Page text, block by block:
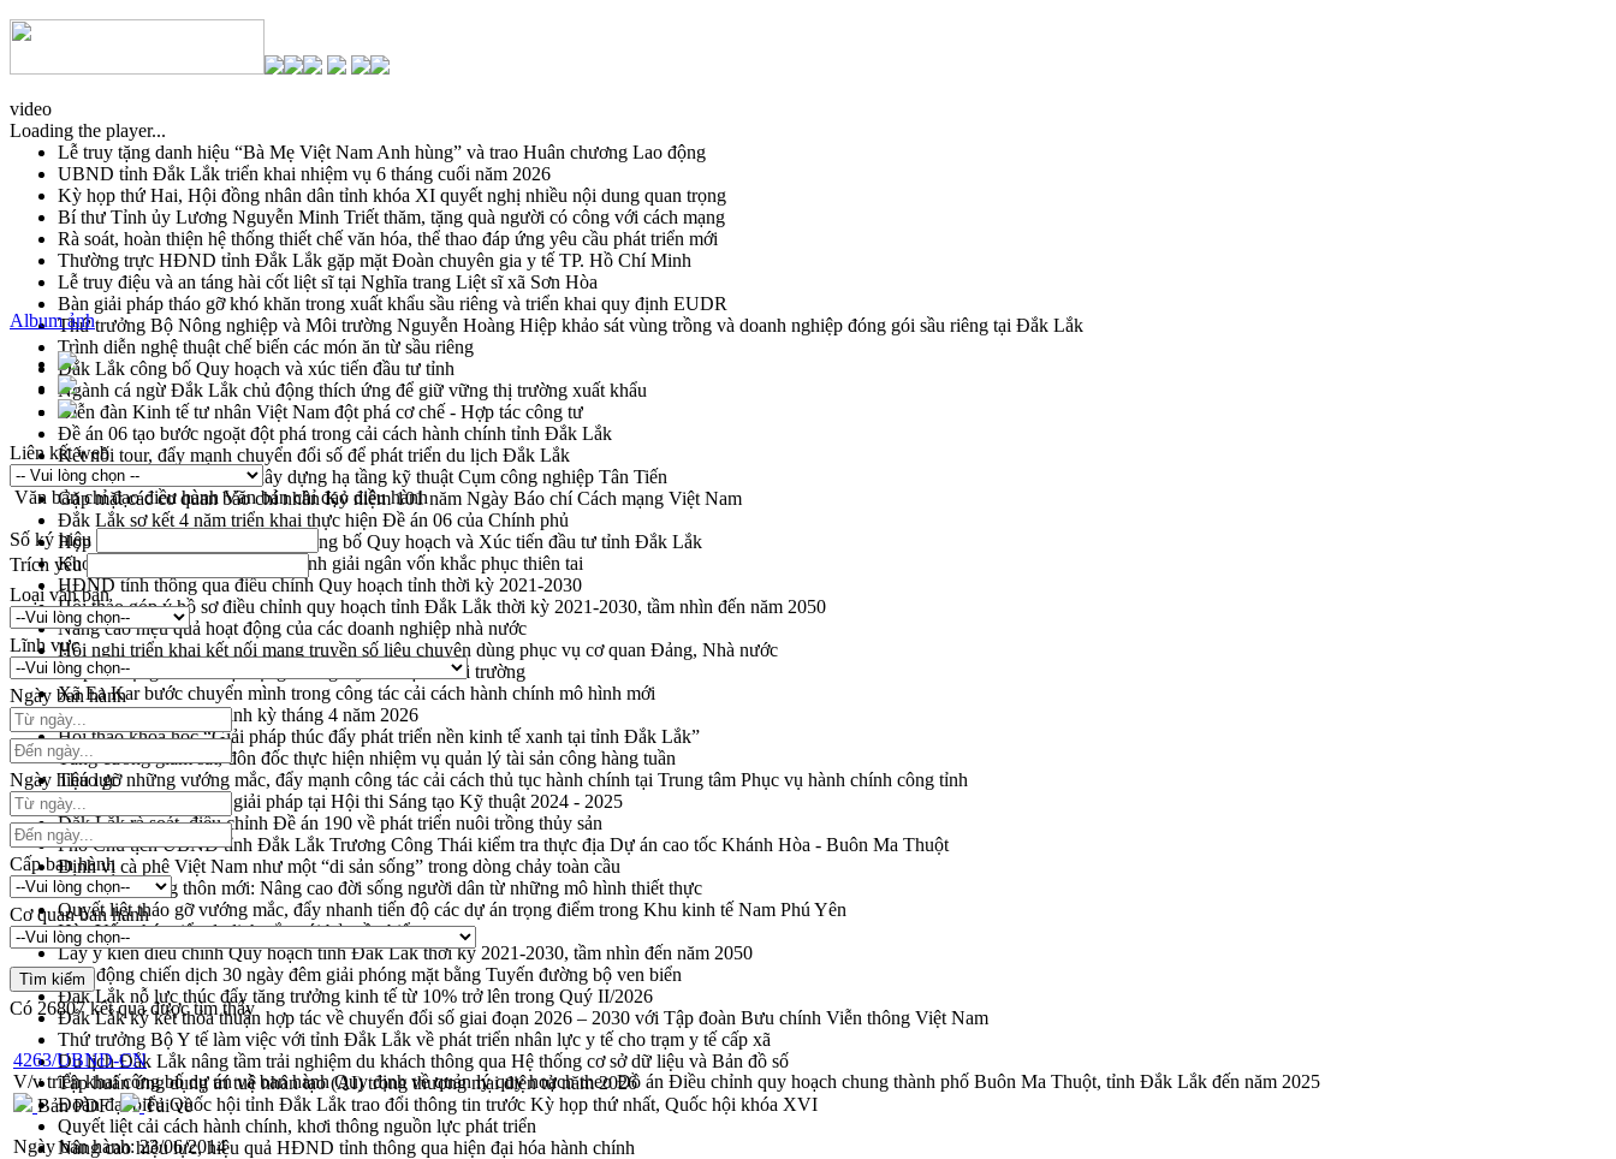
video
Loading the player...
Lễ truy tặng danh hiệu “Bà Mẹ Việt Nam Anh hùng” và trao Huân chương Lao động
UBND tỉnh Đắk Lắk triển khai nhiệm vụ 6 tháng cuối năm 2026
Kỳ họp thứ Hai, Hội đồng nhân dân tỉnh khóa XI quyết nghị nhiều nội dung quan trọng
Bí thư Tỉnh ủy Lương Nguyễn Minh Triết thăm, tặng quà người có công với cách mạng
Rà soát, hoàn thiện hệ thống thiết chế văn hóa, thể thao đáp ứng yêu cầu phát triển mới
Thường trực HĐND tỉnh Đắk Lắk gặp mặt Đoàn chuyên gia y tế TP. Hồ Chí Minh
Lễ truy điệu và an táng hài cốt liệt sĩ tại Nghĩa trang Liệt sĩ xã Sơn Hòa
Bàn giải pháp tháo gỡ khó khăn trong xuất khẩu sầu riêng và triển khai quy định EUDR
Thứ trưởng Bộ Nông nghiệp và Môi trường Nguyễn Hoàng Hiệp khảo sát vùng trồng và doanh nghiệp đóng gói sầu riêng tại Đắk Lắk
Trình diễn nghệ thuật chế biến các món ăn từ sầu riêng
Đắk Lắk công bố Quy hoạch và xúc tiến đầu tư tỉnh
Ngành cá ngừ Đắk Lắk chủ động thích ứng để giữ vững thị trường xuất khẩu
Diễn đàn Kinh tế tư nhân Việt Nam đột phá cơ chế - Hợp tác công tư
Đề án 06 tạo bước ngoặt đột phá trong cải cách hành chính tỉnh Đắk Lắk
Kết nối tour, đẩy mạnh chuyển đổi số để phát triển du lịch Đắk Lắk
Khởi động Dự án Đầu tư xây dựng hạ tầng kỹ thuật Cụm công nghiệp Tân Tiến
Gặp mặt các cơ quan báo chí nhân Kỷ niệm 101 năm Ngày Báo chí Cách mạng Việt Nam
Đắk Lắk sơ kết 4 năm triển khai thực hiện Đề án 06 của Chính phủ
Họp báo thông tin về Hội nghị Công bố Quy hoạch và Xúc tiến đầu tư tỉnh Đắk Lắk
Khơi thông điểm nghẽn, đẩy nhanh giải ngân vốn khắc phục thiên tai
HĐND tỉnh thông qua điều chỉnh Quy hoạch tỉnh thời kỳ 2021-2030
Hội thảo góp ý hồ sơ điều chỉnh quy hoạch tỉnh Đắk Lắk thời kỳ 2021-2030, tầm nhìn đến năm 2050
Nâng cao hiệu quả hoạt động của các doanh nghiệp nhà nước
Hội nghị triển khai kết nối mạng truyền số liệu chuyên dùng phục vụ cơ quan Đảng, Nhà nước
Lễ phát động chuỗi hoạt động chung tay làm sạch môi trường
Xã Ea Kar bước chuyển mình trong công tác cải cách hành chính mô hình mới
UBND tỉnh họp báo định kỳ tháng 4 năm 2026
Hội thảo khoa học “Giải pháp thúc đẩy phát triển nền kinh tế xanh tại tỉnh Đắk Lắk”
Tăng cường giám sát, đôn đốc thực hiện nhiệm vụ quản lý tài sản công hàng tuần
Tháo gỡ những vướng mắc, đẩy mạnh công tác cải cách thủ tục hành chính tại Trung tâm Phục vụ hành chính công tỉnh
Đắk Lắk: Tôn vinh 46 giải pháp tại Hội thi Sáng tạo Kỹ thuật 2024 - 2025
Đắk Lắk rà soát, điều chỉnh Đề án 190 về phát triển nuôi trồng thủy sản
Phó Chủ tịch UBND tỉnh Đắk Lắk Trương Công Thái kiểm tra thực địa Dự án cao tốc Khánh Hòa - Buôn Ma Thuột
Định vị cà phê Việt Nam như một “di sản sống” trong dòng chảy toàn cầu
Xây dựng nông thôn mới: Nâng cao đời sống người dân từ những mô hình thiết thực
Quyết liệt tháo gỡ vướng mắc, đẩy nhanh tiến độ các dự án trọng điểm trong Khu kinh tế Nam Phú Yên
Hòn Yến phát triển du lịch gắn với bảo tồn biển
Lấy ý kiến điều chỉnh Quy hoạch tỉnh Đắk Lắk thời kỳ 2021-2030, tầm nhìn đến năm 2050
Phát động chiến dịch 30 ngày đêm giải phóng mặt bằng Tuyến đường bộ ven biển
Đắk Lắk nỗ lực thúc đẩy tăng trưởng kinh tế từ 10% trở lên trong Quý II/2026
Đắk Lắk ký kết thỏa thuận hợp tác về chuyển đổi số giai đoạn 2026 – 2030 với Tập đoàn Bưu chính Viễn thông Việt Nam
Thứ trưởng Bộ Y tế làm việc với tỉnh Đắk Lắk về phát triển nhân lực y tế cho trạm y tế cấp xã
Du lịch Đắk Lắk nâng tầm trải nghiệm du khách thông qua Hệ thống cơ sở dữ liệu và Bản đồ số
Tập huấn ứng dụng trí tuệ nhân tạo (AI) trong thương mại điện tử năm 2026
Đoàn đại biểu Quốc hội tỉnh Đắk Lắk trao đổi thông tin trước Kỳ họp thứ nhất, Quốc hội khóa XVI
Quyết liệt cải cách hành chính, khơi thông nguồn lực phát triển
Nâng cao hiệu lực, hiệu quả HĐND tỉnh thông qua hiện đại hóa hành chính
Album ảnh
Liên kết web
Văn bản chỉ đạo điều hành Văn bản chỉ đạo điều hành
Số ký hiệu
Trích yếu
Loại văn bản
Lĩnh vực
Ngày ban hành
Ngày hiệu lực
Cấp ban hành
Cơ quan ban hành
Có 26807kết quả được tìm thấy
4263/UBND-CN
V/v triển khai công bố dự án và ban hành Quy định về quản lý quy hoạch theo Đồ án Điều chỉnh quy hoạch chung thành phố Buôn Ma Thuột, tỉnh Đắk Lắk đến năm 2025
Bản PDF
Tải về
Ngày ban hành:23/06/2014